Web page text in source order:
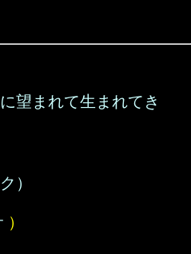
望まれて生まれてき
）
）